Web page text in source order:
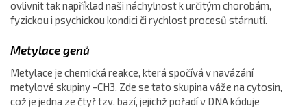
ovlivnit tak například naši náchylnost k určitým chorobám,
fyzickou i psychickou kondici či rychlost procesů stárnutí.
Metylace genů
Metylace je chemická reakce, která spočívá v navázání
metylové skupiny -CH3. Zde se tato skupina váže na cytosin,
což je jedna ze čtyř tzv. bazí, jejichž pořadí v DNA kóduje